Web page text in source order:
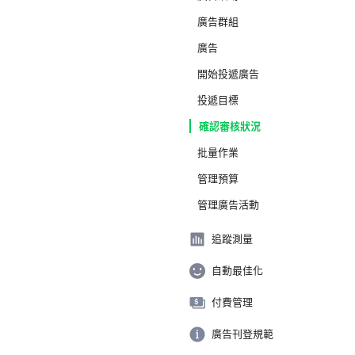
廣告群組
廣告
開始投遞廣告
投遞目標
確認審核狀況
批量作業
管理預算
管理廣告活動
追蹤測量
自動最佳化
付費管理
廣告刊登規範